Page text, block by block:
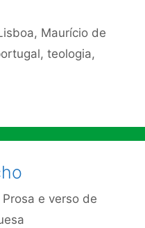
, Maurício de
, teologia,
e verso de